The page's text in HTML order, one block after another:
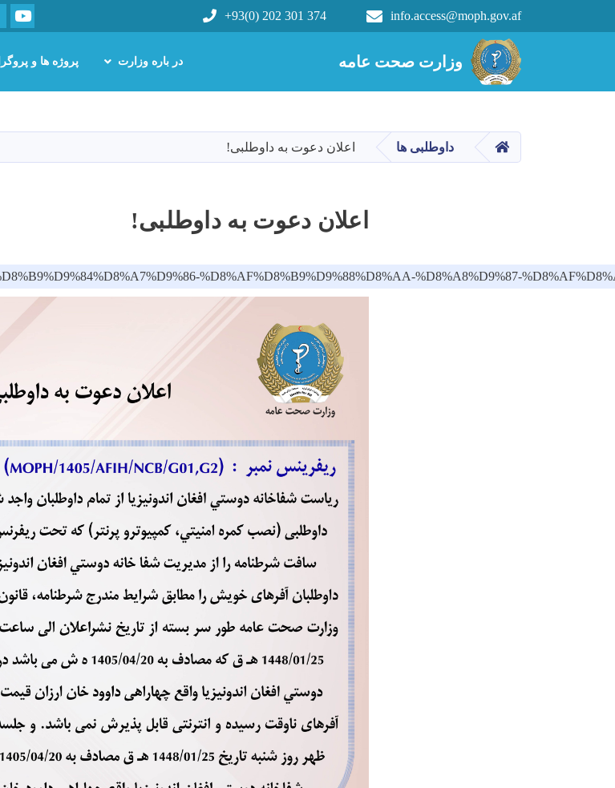
content
وزارت صحت عامه
info.access@moph.gov.af
+93(0) 202 301 374
Main navigation
وزارت صحت عامه در باره وزارت پروژه ها و
HOME داوطلبی ها اعلان دعوت به داوطلبی!
اعلان دعوت به داوطلبی!
%D8%AF%D8%B9%D9%88%D8%AA-%D8%A8%D9%87-